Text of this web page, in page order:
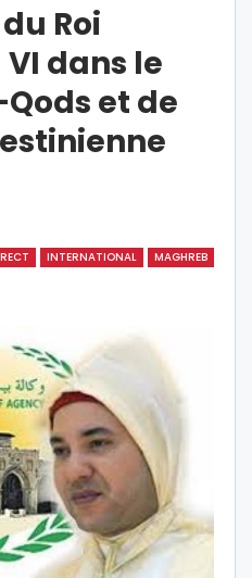
Roi
dans le
et de
INTERNATIONAL MAGHREB